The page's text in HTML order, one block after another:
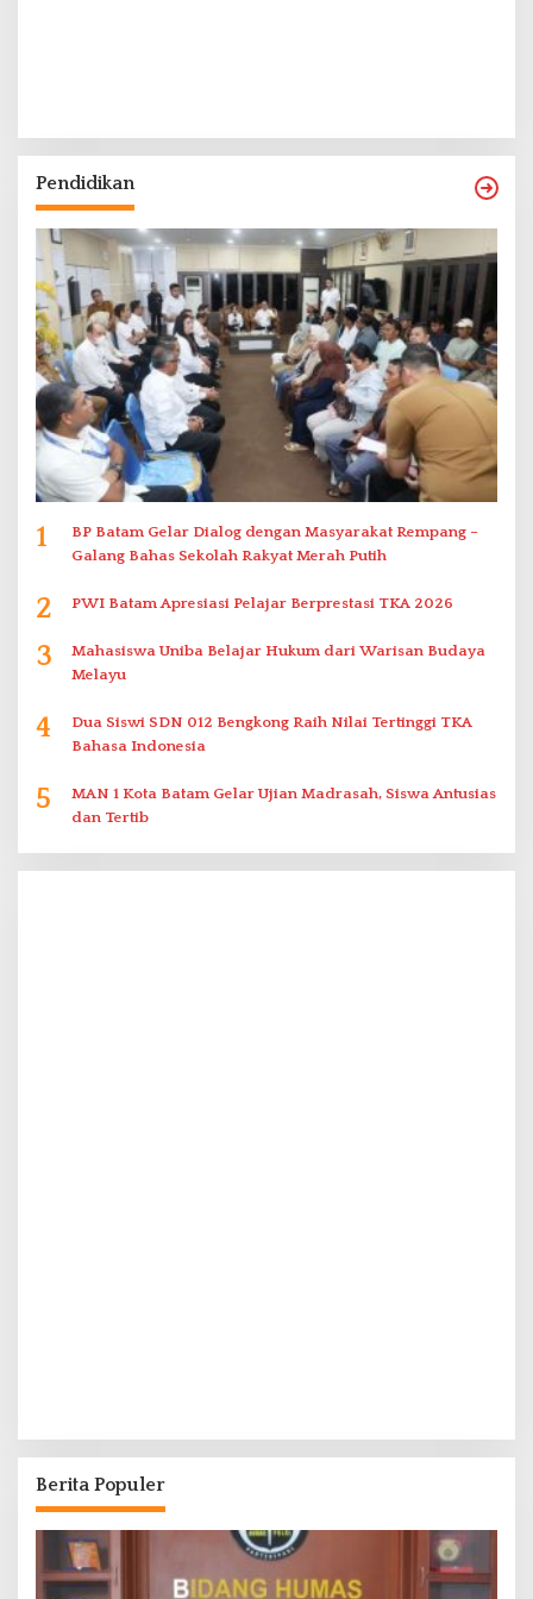
Pendidikan
1
BP Batam Gelar Dialog dengan Masyarakat Rempang –
Galang Bahas Sekolah Rakyat Merah Putih
2 PWI Batam Apresiasi Pelajar Berprestasi TKA 2026
3
Mahasiswa Uniba Belajar Hukum dari Warisan Budaya
Melayu
4
Dua Siswi SDN 012 Bengkong Raih Nilai Tertinggi TKA
Bahasa Indonesia
5
MAN 1 Kota Batam Gelar Ujian Madrasah, Siswa Antusias
dan Tertib
Berita Populer